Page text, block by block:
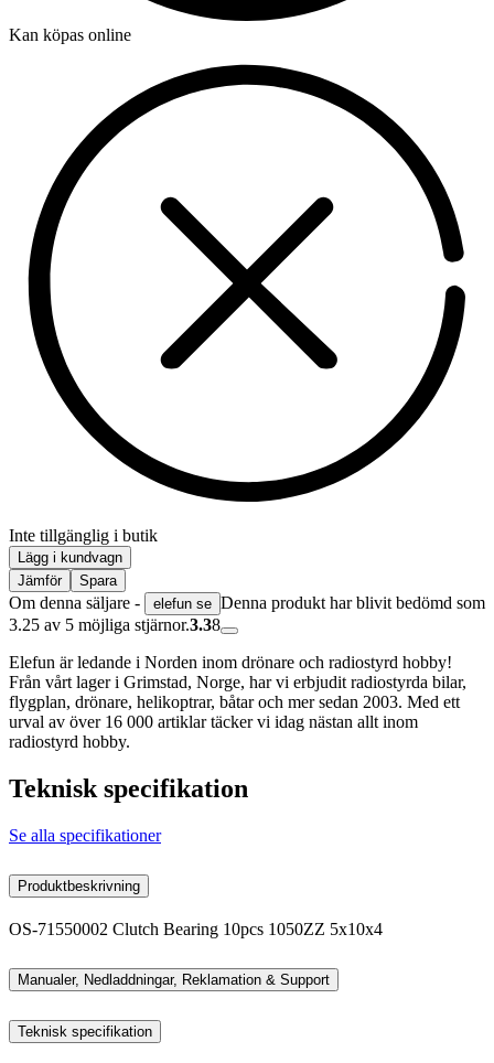
Kan köpas online
Inte tillgänglig i butik
Lägg i kundvagn
Jämför
Spara
Om denna säljare - elefun se Denna produkt har blivit bedömd som
3.25 av 5 möjliga stjärnor.3.38
Elefun är ledande i Norden inom drönare och radiostyrd hobby!
Från vårt lager i Grimstad, Norge, har vi erbjudit radiostyrda bilar,
flygplan, drönare, helikoptrar, båtar och mer sedan 2003. Med ett
urval av över 16 000 artiklar täcker vi idag nästan allt inom
radiostyrd hobby.
Teknisk specifikation
Se alla specifikationer
Produktbeskrivning
OS-71550002 Clutch Bearing 10pcs 1050ZZ 5x10x4
Manualer, Nedladdningar, Reklamation & Support
Teknisk specifikation